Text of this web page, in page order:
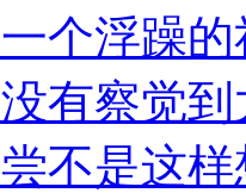
个浮躁的
有察觉
不是这样